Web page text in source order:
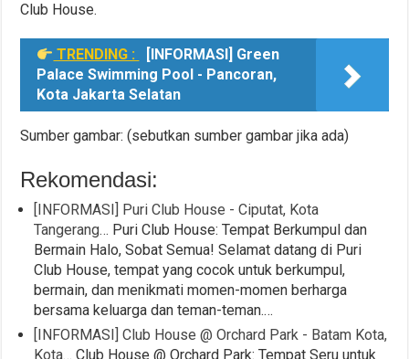
Club House.
TRENDING :
[INFORMASI] Green
Palace Swimming Pool - Pancoran,
Kota Jakarta Selatan
Sumber gambar: (sebutkan sumber gambar jika ada)
Rekomendasi:
[INFORMASI] Puri Club House - Ciputat, Kota
Tangerang… Puri Club House: Tempat Berkumpul dan
Bermain Halo, Sobat Semua! Selamat datang di Puri
Club House, tempat yang cocok untuk berkumpul,
bermain, dan menikmati momen-momen berharga
bersama keluarga dan teman-teman.…
[INFORMASI] Club House @ Orchard Park - Batam Kota,
Kota… Club House @ Orchard Park: Tempat Seru untuk